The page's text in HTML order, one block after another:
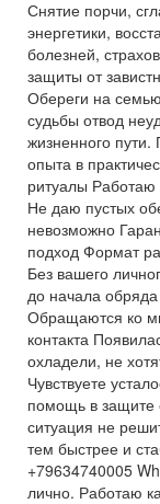
Снятие порчи,
энергетики,
болезней,
защиты от
Обереги на
судьбы отвод
жизненного
опыта в
ритуалы
Не даю пустых
невозможно
подход Формат
Без вашего
до начала
Обращаются ко
контакта
охладели, не
Чувствуете
помощь в защите
ситуация не
тем быстрее и
+79634740005
лично. Работаю